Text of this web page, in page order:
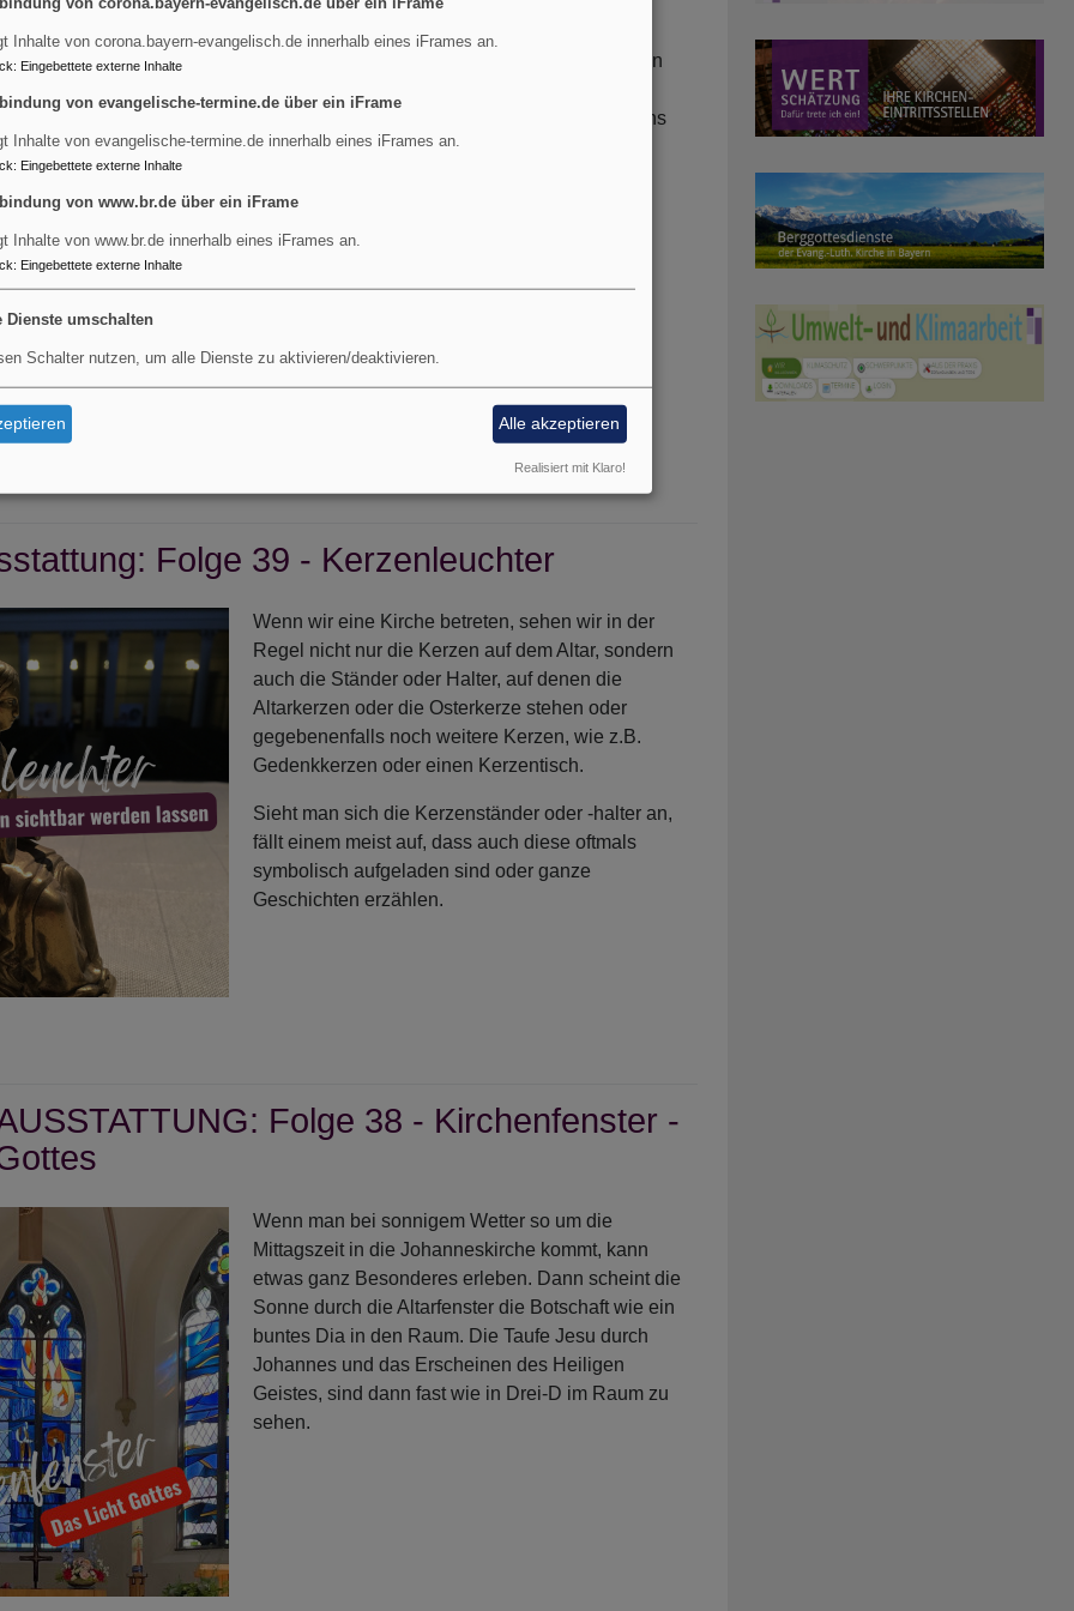
Wer kennt es nicht, das Gleichnis von der armen
Gotteskasten legte? In Markus 12,41-44 wird uns
ihre Geschichte erzählt:
Folge 39 - Kerzenleuchter
Wenn wir eine Kirche betreten, sehen wir in der
Regel nicht nur die Kerzen auf dem Altar, sondern
auch die Ständer oder Halter, auf denen die
Altarkerzen oder die Osterkerze stehen oder
gegebenenfalls noch weitere Kerzen, wie z.B.
Gedenkkerzen oder einen Kerzentisch.
Sieht man sich die Kerzenständer oder -halter an,
fällt einem meist auf, dass auch diese oftmals
symbolisch aufgeladen sind oder ganze
Geschichten erzählen.
Folge 38 - Kirchenfenster -
Wenn man bei sonnigem Wetter so um die
Mittagszeit in die Johanneskirche kommt, kann
etwas ganz Besonderes erleben. Dann scheint die
Sonne durch die Altarfenster die Botschaft wie ein
buntes Dia in den Raum. Die Taufe Jesu durch
Johannes und das Erscheinen des Heiligen
Geistes, sind dann fast wie in Drei-D im Raum zu
sehen.
von corona.bayern-evangelisch.de über ein iFrame
Inhalte von corona.bayern-evangelisch.de innerhalb eines iFrames an.
: Eingebettete externe Inhalte
von evangelische-termine.de über ein iFrame
Inhalte von evangelische-termine.de innerhalb eines iFrames an.
: Eingebettete externe Inhalte
von www.br.de über ein iFrame
Inhalte von www.br.de innerhalb eines iFrames an.
: Eingebettete externe Inhalte
Dienste umschalten
Schalter nutzen, um alle Dienste zu aktivieren/deaktivieren.
Alle akzeptieren
Realisiert mit Klaro!